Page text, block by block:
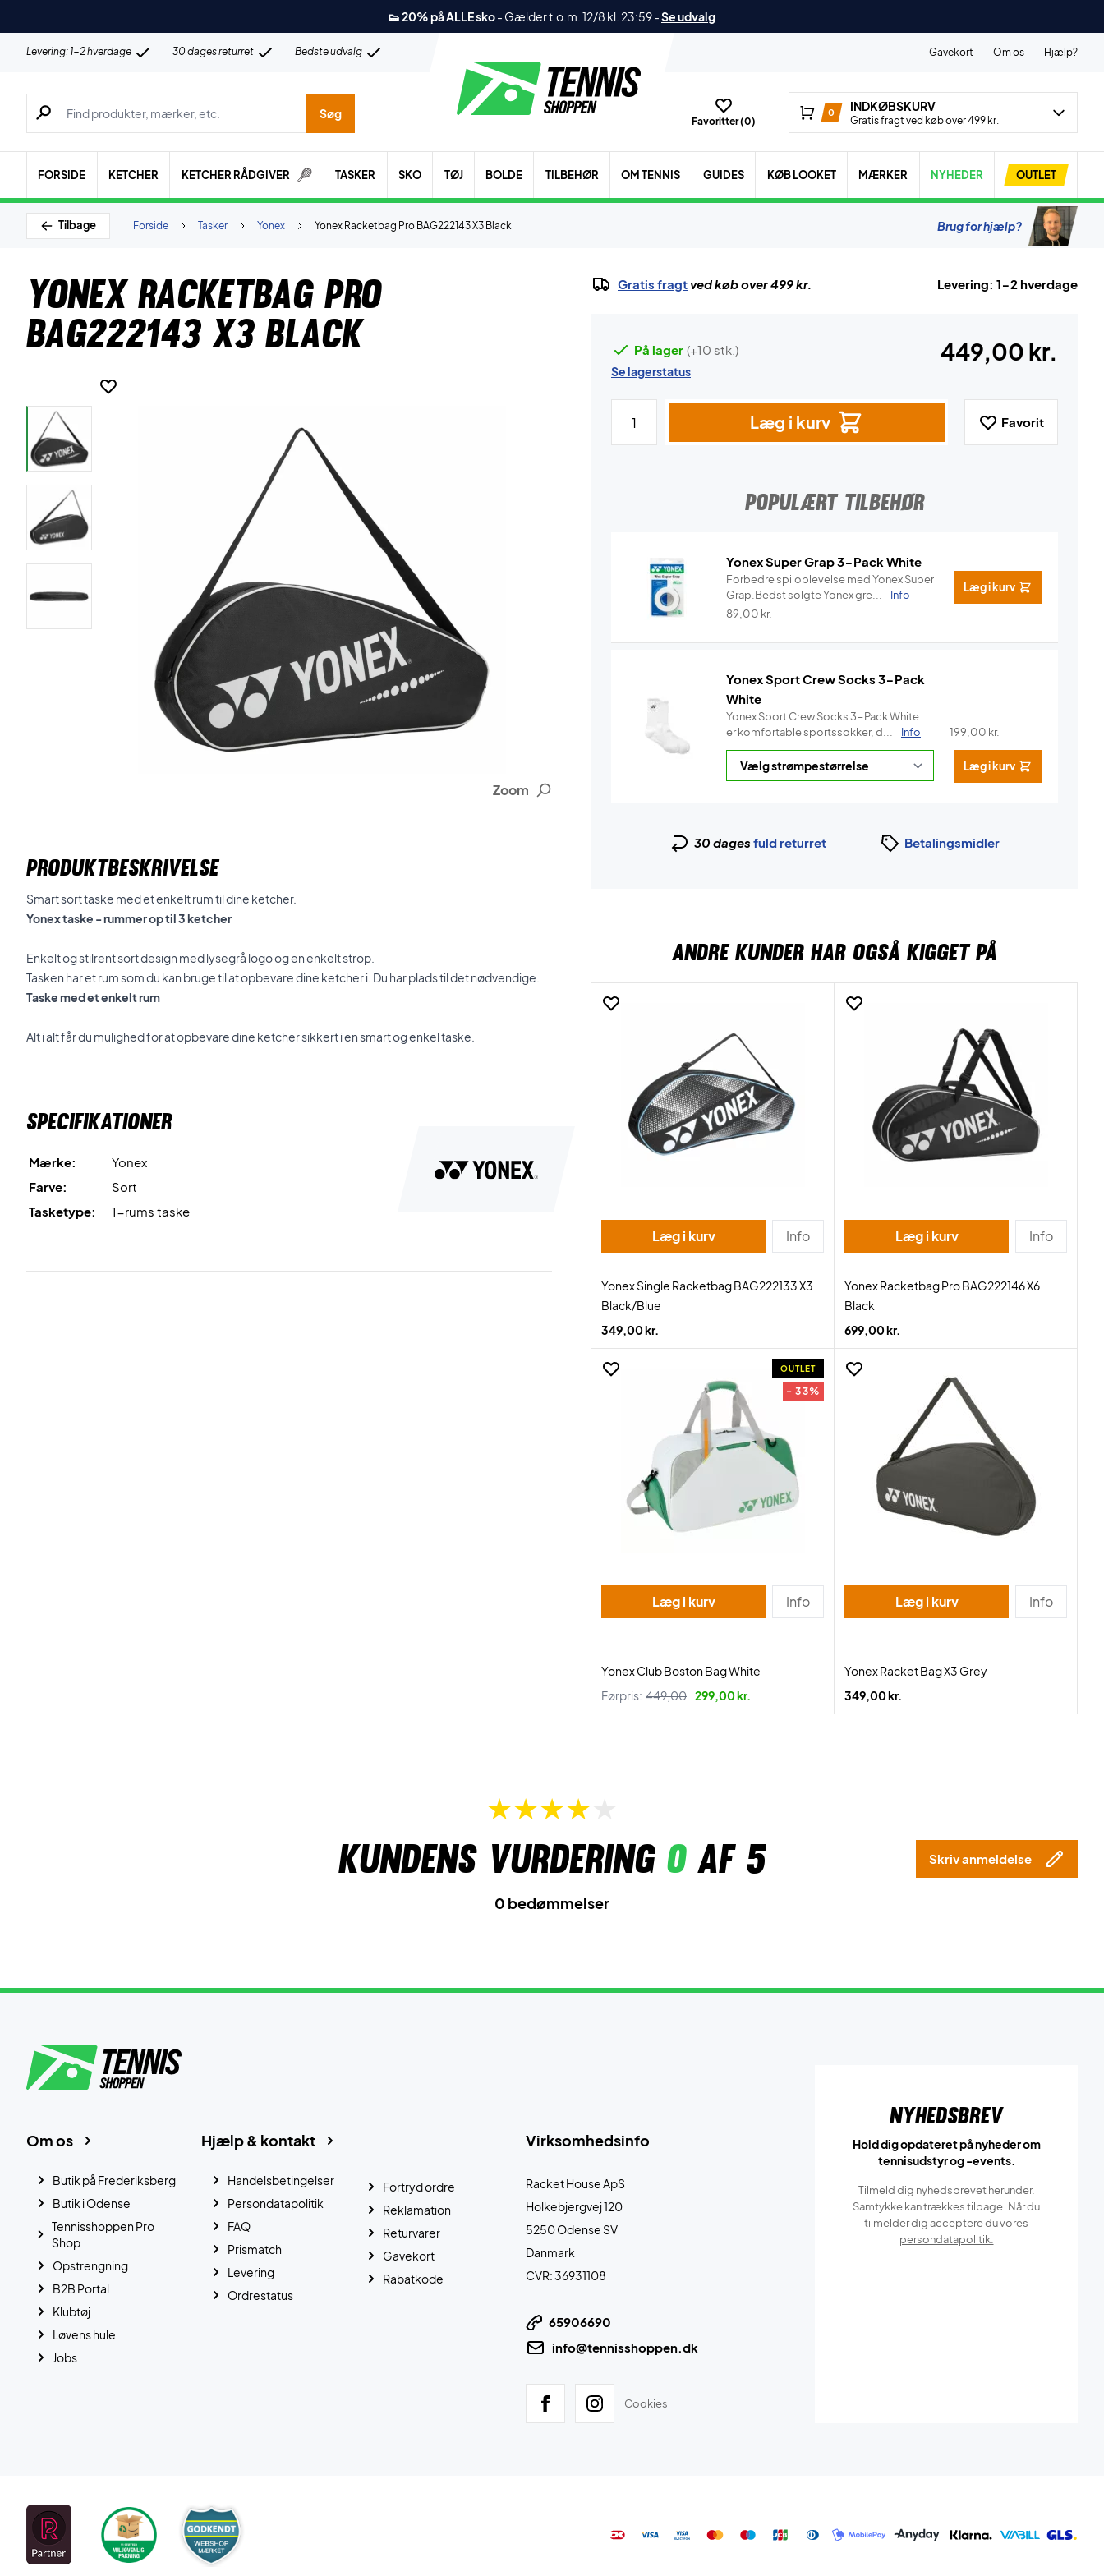
👟 20% på ALLE sko- Gælder t.o.m. 12/8 kl. 23:59-Se udvalg
Levering: 1-2 hverdage 30 dages returret Bedste udvalg Gavekort Om os Hjælp?
Søg efter produkter, mærker etc.
Søg
Favoritter (0)
0 INDKØBSKURV
Gratis fragt ved køb over 499 kr.
FORSIDE KETCHER KETCHER RÅDGIVER TASKER SKO TØJ BOLDE TILBEHØR OM TENNIS GUIDES KØB LOOKET MÆRKER NYHEDER OUTLET
Tilbage Yonex Racketbag Pro BAG222143 X3 Black
Yonex
Tasker
Forside Brug for hjælp?
Yonex Racketbag Pro
BAG222143 X3 Black
Zoom
PRODUKTBESKRIVELSE
Smart sort taske med et enkelt rum til dine ketcher.
Yonex taske - rummer op til 3 ketcher
Enkelt og stilrent sort design med lysegrå logo og en enkelt strop.
Tasken har et rum som du kan bruge til at opbevare dine ketcher i. Du har plads til det nødvendige.
Taske med et enkelt rum
Alt i alt får du mulighed for at opbevare dine ketcher sikkert i en smart og enkel taske.
Specifikationer
Mærke:
Yonex
Farve:
Sort
Tasketype:
1-rums taske
Gratis fragtved køb over 499 kr. Levering: 1-2 hverdage
På lager (+10 stk.)
Se lagerstatus
449,00 kr.
Læg i kurv Favorit
POPULÆRT TILBEHØR
Yonex Super Grap 3-Pack White
Forbedre spiloplevelse med Yonex Super
Grap.Bedst solgte Yonex gre...
Info
89,00 kr.
Læg i kurv
Yonex Sport Crew Socks 3-Pack
White
Yonex Sport Crew Socks 3-Pack White
er komfortable sportssokker, d...
Info 199,00 kr.
Læg i kurv
30 dages fuld returret Betalingsmidler
ANDRE KUNDER HAR OGSÅ KIGGET PÅ
Læg i kurv Info
Yonex Single Racketbag BAG222133 X3
Black/Blue
349,00 kr.
Læg i kurv Info
Yonex Racketbag Pro BAG222146 X6
Black
699,00 kr.
OUTLET
- 33%
Læg i kurv Info
Yonex Club Boston Bag White
Førpris: 449,00 299,00 kr.
Læg i kurv Info
Yonex Racket Bag X3 Grey
349,00 kr.
Kundens vurdering 0af 5 Skriv anmeldelse
0 bedømmelser
Virksomhedsinfo
Racket House ApS
Holkebjergvej 120
5250 Odense SV
Danmark
CVR: 36931108
65906690
info@tennisshoppen.dk
Cookies
Hjælp & kontakt
Handelsbetingelser
Persondatapolitik
FAQ
Prismatch
Levering
Ordrestatus
Fortryd ordre
Reklamation
Returvarer
Gavekort
Rabatkode
Om os
Butik på Frederiksberg
Butik i Odense
Tennisshoppen Pro
Shop
Opstrengning
B2B Portal
Klubtøj
Løvens hule
Jobs
Nyhedsbrev
Hold dig opdateret på nyheder om
tennisudstyr og -events.
Tilmeld dig nyhedsbrevet herunder.
Samtykke kan trækkes tilbage. Når du
tilmelder dig acceptere du vores
persondatapolitik.